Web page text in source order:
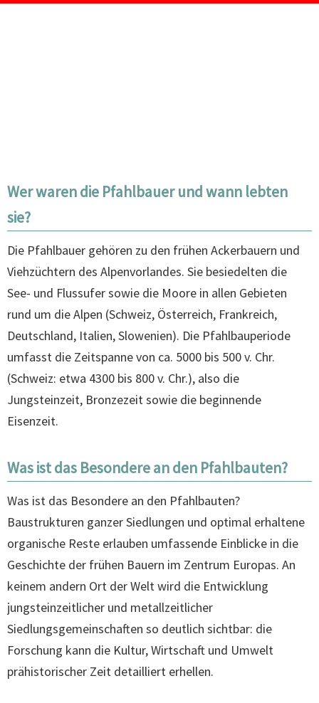
Wer waren die Pfahlbauer und wann lebten
sie?
Die Pfahlbauer gehören zu den frühen Ackerbauern und
Viehzüchtern des Alpenvorlandes. Sie besiedelten die
See- und Flussufer sowie die Moore in allen Gebieten
rund um die Alpen (Schweiz, Österreich, Frankreich,
Deutschland, Italien, Slowenien). Die Pfahlbauperiode
umfasst die Zeitspanne von ca. 5000 bis 500 v. Chr.
(Schweiz: etwa 4300 bis 800 v. Chr.), also die
Jungsteinzeit, Bronzezeit sowie die beginnende
Eisenzeit.
Was ist das Besondere an den Pfahlbauten?
Was ist das Besondere an den Pfahlbauten?
Baustrukturen ganzer Siedlungen und optimal erhaltene
organische Reste erlauben umfassende Einblicke in die
Geschichte der frühen Bauern im Zentrum Europas. An
keinem andern Ort der Welt wird die Entwicklung
jungsteinzeitlicher und metallzeitlicher
Siedlungsgemeinschaften so deutlich sichtbar: die
Forschung kann die Kultur, Wirtschaft und Umwelt
prähistorischer Zeit detailliert erhellen.